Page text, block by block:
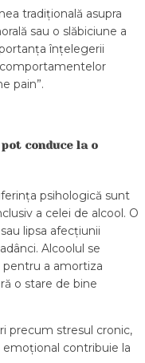
tradițională asupra
sau o slăbiciune a
înțelegerii
pain”.
conduce la o
psihologică sunt
a celei de alcool. O
lipsa afecțiunii
Alcoolul se
pentru a amortiza
o stare de bine
precum stresul cronic,
emoțional contribuie la